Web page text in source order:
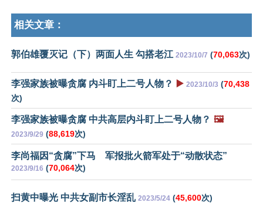
相关文章：
郭伯雄覆灭记（下）两面人生 勾搭老江 2023/10/7 (70,063次)
李强家族被曝贪腐 内斗盯上二号人物？ ▶️ 2023/10/3 (70,438
次)
李强家族被曝贪腐 中共高层内斗盯上二号人物？ 🖼️
2023/9/29 (88,619次)
李尚福因“贪腐”下马 军报批火箭军处于“动散状态”
2023/9/16 (70,064次)
扫黄中曝光 中共女副市长淫乱 2023/5/24 (45,600次)